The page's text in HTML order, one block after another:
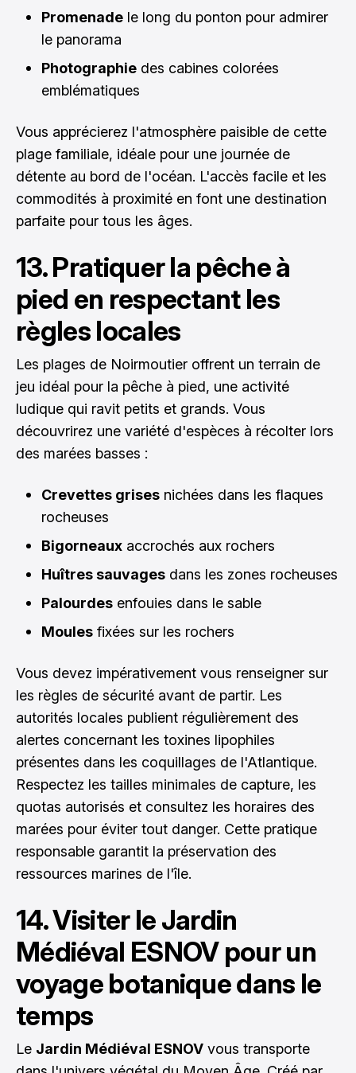
Promenade le long du ponton pour admirer
le panorama
Photographie des cabines colorées
emblématiques
Vous apprécierez l'atmosphère paisible de cette
plage familiale, idéale pour une journée de
détente au bord de l'océan. L'accès facile et les
commodités à proximité en font une destination
parfaite pour tous les âges.
13. Pratiquer la pêche à
pied en respectant les
règles locales
Les plages de Noirmoutier offrent un terrain de
jeu idéal pour la pêche à pied, une activité
ludique qui ravit petits et grands. Vous
découvrirez une variété d'espèces à récolter lors
des marées basses :
Crevettes grises nichées dans les flaques
rocheuses
Bigorneaux accrochés aux rochers
Huîtres sauvages dans les zones rocheuses
Palourdes enfouies dans le sable
Moules fixées sur les rochers
Vous devez impérativement vous renseigner sur
les règles de sécurité avant de partir. Les
autorités locales publient régulièrement des
alertes concernant les toxines lipophiles
présentes dans les coquillages de l'Atlantique.
Respectez les tailles minimales de capture, les
quotas autorisés et consultez les horaires des
marées pour éviter tout danger. Cette pratique
responsable garantit la préservation des
ressources marines de l'île.
14. Visiter le Jardin
Médiéval ESNOV pour un
voyage botanique dans le
temps
Le Jardin Médiéval ESNOV vous transporte